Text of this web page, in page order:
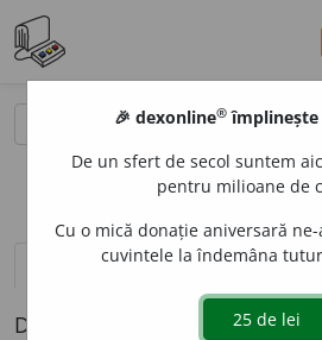
definiții (1)
Definiția cu ID-ul 1160159:
🎉 dexonline® împlinește
De un sfert de secol suntem
pentru milioane de
Cu o mică donație aniversară
cuvintele la îndemâna